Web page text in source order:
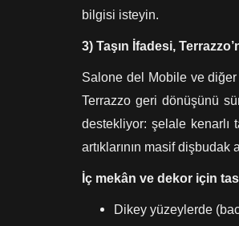
bilgisi isteyin.
3) Taşın İfadesi,
Salone del Mobile ve
Terrazzo geri dönüşünü
destekliyor: şelale kenarlı
artıklarının masif
İç mekân ve dekor için
Dikey yüzeylerde